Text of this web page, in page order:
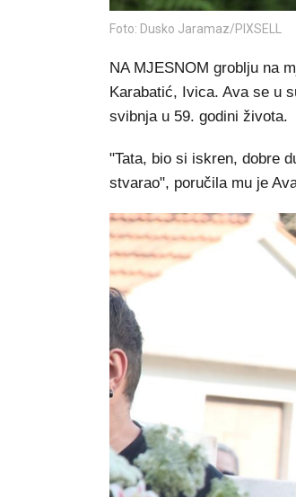
Foto: Dusko Jaramaz/PIXSELL
NA MJESNOM groblju na
Karabatić, Ivica. Ava se u
svibnja u 59. godini života.
"Tata, bio si iskren, dobre
stvarao", poručila mu je